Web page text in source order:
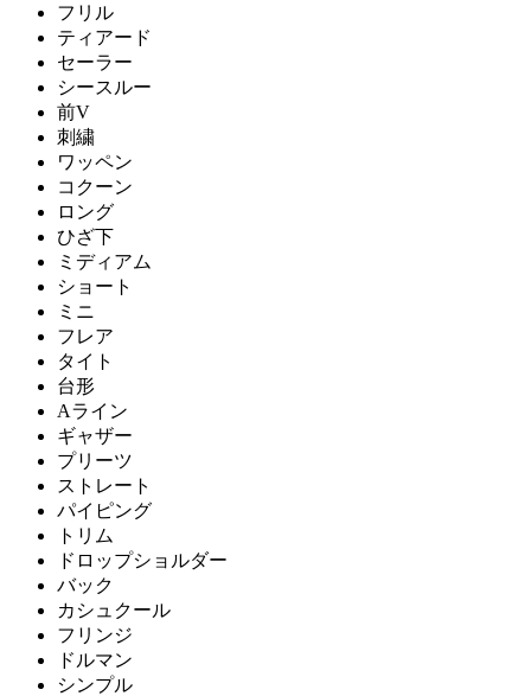
フリル
ティアード
セーラー
シースルー
前V
刺繍
ワッペン
コクーン
ロング
ひざ下
ミディアム
ショート
ミニ
フレア
タイト
台形
Aライン
ギャザー
プリーツ
ストレート
パイピング
トリム
ドロップショルダー
バック
カシュクール
フリンジ
ドルマン
シンプル